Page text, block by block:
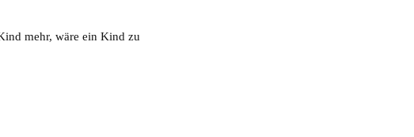
mehr, wäre ein Kind zu